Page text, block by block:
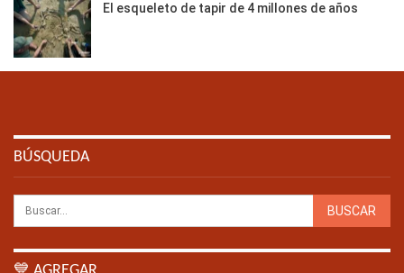
El esqueleto de tapir de 4 millones de años
BÚSQUEDA